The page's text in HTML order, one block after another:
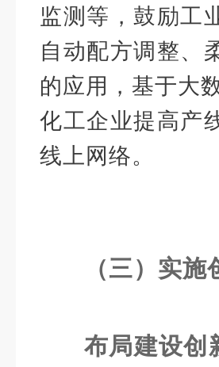
监测等，鼓励工
自动配方调整、
的应用，基于大
化工企业提高产
线上网络。
（三）实
布局建设创